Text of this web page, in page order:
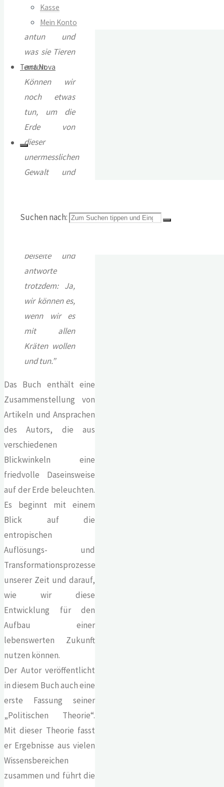
Kasse
Mein Konto
Terra Nova
Suchen nach:
sich
gegenseitig
antun und
was sie Tieren
antun.
Können wir
noch etwas
tun, um die
Erde von
dieser
unermesslichen
Gewalt und
Ich schiebe
beiseite und
antworte
trotzdem: Ja,
wir können es,
wenn wir es
mit allen
Kräten wollen
und tun.”
Das Buch enthält eine
Zusammenstellung von
Artikeln und Ansprachen
des Autors, die aus
verschiedenen
Blickwinkeln eine
friedvolle Daseinsweise
auf der Erde beleuchten.
Es beginnt mit einem
Blick auf die
entropischen
Auflösungs- und
Transformationsprozesse
unserer Zeit und darauf,
wie wir diese
Entwicklung für den
Aufbau einer
lebenswerten Zukunft
nutzen können.
Der Autor veröffentlicht
in diesem Buch auch eine
erste Fassung seiner
„Politischen Theorie“.
Mit dieser Theorie fasst
er Ergebnisse aus vielen
Wissensbereichen
zusammen und führt die